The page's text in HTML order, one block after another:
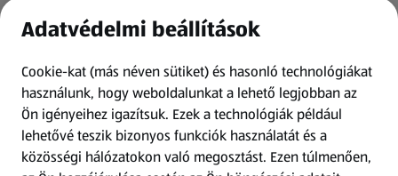
Információk
Kérdőív
Fizetési lehetőségek
Adatvédelmi beállítások
Cookie-kat (más néven sütiket) és hasonló technológiákat
használunk, hogy weboldalunkat a lehető legjobban az
Ön igényeihez igazítsuk. Ezek a technológiák például
lehetővé teszik bizonyos funkciók használatát és a
közösségi hálózatokon való megosztást. Ezen túlmenően,